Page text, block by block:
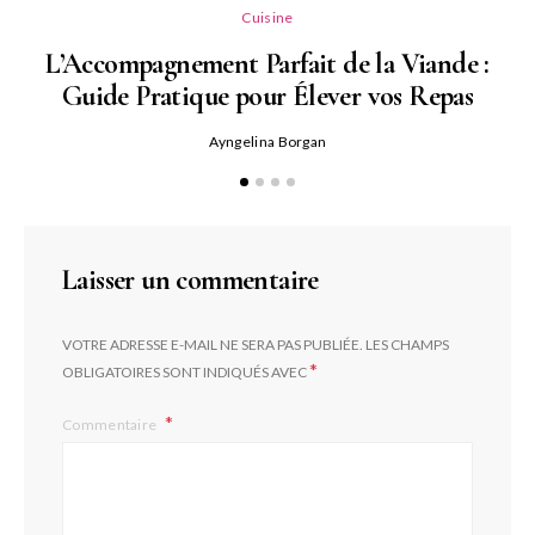
Cuisine
L’Accompagnement Parfait de la Viande :
Guide Pratique pour Élever vos Repas
Ayngelina Borgan
Laisser un commentaire
VOTRE ADRESSE E-MAIL NE SERA PAS PUBLIÉE. LES CHAMPS
OBLIGATOIRES SONT INDIQUÉS AVEC*
Commentaire